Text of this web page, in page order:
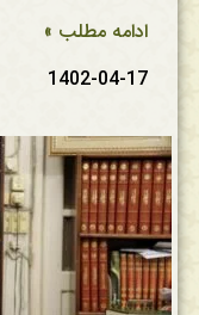
ادامه مطلب »
1402-04-17